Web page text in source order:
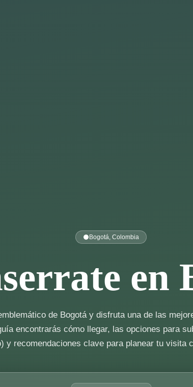
Bogotá, Colombia
en
de Bogotá y disfruta una de las
encontrarás cómo llegar, las opciones para
y recomendaciones clave para planear tu visita